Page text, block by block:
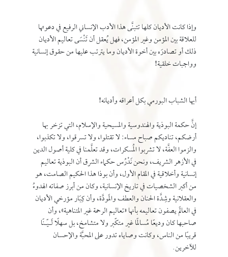
وإذا كانت الأديان كلها تتبنَّى هذا الأدب الإنساني الرفيع في دعوتها
للعلاقة بين المؤمن وغير المؤمن، فهل يُعقل أن تَنْسَى تعاليم الأديان
ذلك أو تصادرَه بين أخوة الأديان وما يترتب عليها من حقوق إنسانية
وواجبات خلقية!
أيها الشباب البورمي بكل أعراقه وأديانه!
إنَّ حكمة البوذية والهندوسية والمسيحية والإسلام، التي تزخر بها
أرضكم، تناديكم صباح مساء: لا تقتلوا، ولا تسرقوا، ولا تكذبوا،
والزموا العفَّة، لا تشربوا المُسكرات، وقد تعلَّمنا في كلية أصول الدين
في الأزهر الشريف، ونحن نَدْرُس حكماء الشرق أن البوذية تعاليم
إنسانية وأخلاقية في المقام الأول، وأن بوذا هذا الحكيم الصامت، هو
من أكبر الشخصيات في تاريخ الإنسانية، وكان من أبرز صفاته الهدوءُ
والعقلانية وشِدَّة الحنان والعطف والمَودَّة، وأن كِبَار مؤرخي الأديان
في العالَم يصفون تعاليمه بأنها «تعاليم الرحمة غير المتناهية»، وأن
صاحبها كان وديعًا مُسالمًا غير متكِّبر ولا متشامخ، بل سهلًا لَـيِّـنًا
قريبًا من الناس، وكانت وصاياه تدور على المحبَّة والإحسان
للآخرين.